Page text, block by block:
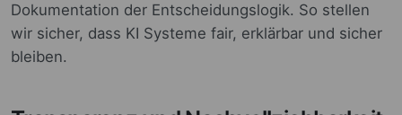
Dokumentation der Entscheidungslogik. So stellen
wir sicher, dass KI Systeme fair, erklärbar und sicher
bleiben.